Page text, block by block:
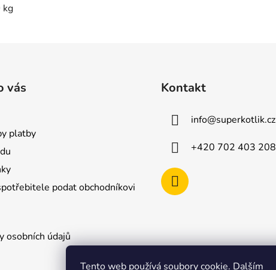
Tento web používá soubory cookie. Dalším
kg
vás
platby
podat obchodníkovi
osobních údajů
Kontakt
info@superkotlik.cz
+420 702 403 208